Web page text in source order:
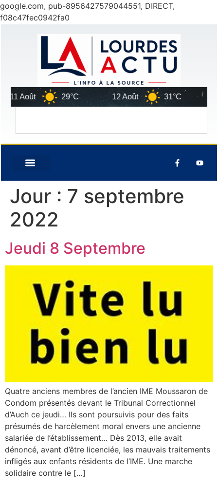
google.com, pub-8956427579044551, DIRECT,
f08c47fec0942fa0
Août 29°C 12 Août 31°C 13
Jour : 7 septembre
2022
Jeudi 8 Septembre
Quatre anciens membres de l’ancien IME Moussaron de
Condom présentés devant le Tribunal Correctionnel
d’Auch ce jeudi… Ils sont poursuivis pour des faits
présumés de harcèlement moral envers une ancienne
salariée de l’établissement… Dès 2013, elle avait
dénoncé, avant d’être licenciée, les mauvais traitements
infligés aux enfants résidents de l’IME. Une marche
solidaire contre le […]